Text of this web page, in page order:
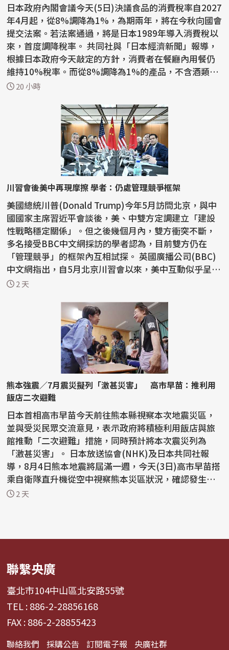
日本政府內閣會議今天(5日)決議食品的消費稅率自2027
年4月起，從8%調降為1%，為期兩年，將在今秋向國會
提交法案。若法案通過，將是日本1989年導入消費稅以
來，首度調降稅率。 共同社與「日本經濟新聞」報導，
根據日本政府今天敲定的方針，消費者在餐廳內用餐仍
維持10%稅率。而從8%調降為1%的產品，不含酒類與
外食。...
20 小時
川習會後美中再現摩擦 學者：仍處管理競爭框架
美國總統川普(Donald Trump)今年5月訪問北京，與中
國國家主席習近平會談後，美、中雙方定調建立「建設
性戰略穩定關係」。但之後幾個月內，雙方衝突不斷，
多名接受BBC中文網採訪的學者認為，目前雙方仍在
「管理競爭」的框架內互相試探。 英國廣播公司(BBC)
中文網指出，自5月北京川習會以來，美中互動似乎呈現
「一邊...
2 天
熊本強震／7月震災擬列「激甚災害」 高市早苗：推利用
飯店二次避難
日本首相高市早苗今天前往熊本縣視察本次地震災區，
並與受災民眾交流意見，表示政府將積極利用飯店與旅
館推動「二次避難」措施，同時預計將本次震災列為
「激甚災害」。 日本放送協會(NHK)及日本共同社報
導，8月4日熊本地震將屆滿一週，今天(3日)高市早苗搭
乘自衛隊直升機從空中視察熊本災區狀況，確認發生大
規模爆...
2 天
聯繫央廣
臺北市104中山區北安路55號
TEL : 886-2-28856168
FAX : 886-2-28855423
聯絡我們 採購公告 訂閱電子報 央廣社群